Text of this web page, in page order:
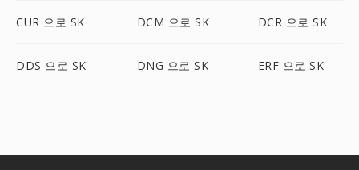
CUR 으로 SK DCM 으로 SK DCR 으로 SK
DDS 으로 SK DNG 으로 SK ERF 으로 SK